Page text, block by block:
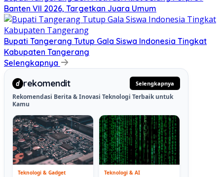
Banten VII 2026, Targetkan Juara Umum
Bupati Tangerang Tutup Gala Siswa Indonesia Tingkat
Kabupaten Tangerang
Selengkapnya
d rekomendit Selengkapnya
Rekomendasi Berita & Inovasi Teknologi Terbaik untuk
Kamu
Teknologi & Gadget
Teknologi & AI